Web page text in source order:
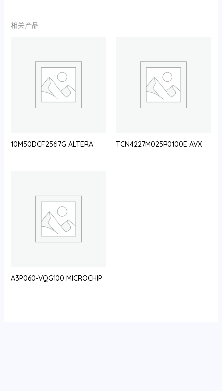
相关产品
10M50DCF256I7G ALTERA TCN4227M025R0100E AVX
A3P060-VQG100 MICROCHIP